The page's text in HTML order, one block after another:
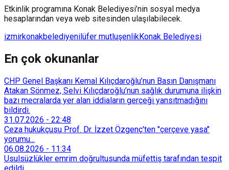
Etkinlik programına Konak Belediyesi’nin sosyal medya
hesaplarından veya web sitesinden ulaşılabilecek.
izmirkonakbelediyenilüfer mutluşenlikKonak Belediyesi
En çok okunanlar
CHP Genel Başkanı Kemal Kılıçdaroğlu’nun Basın Danışmanı
Atakan Sönmez, Selvi Kılıçdaroğlu’nun sağlık durumuna ilişkin
bazı mecralarda yer alan iddiaların gerçeği yansıtmadığını
bildirdi.
31.07.2026 - 22:48
Ceza hukukçusu Prof. Dr. İzzet Özgenç'ten "çerçeve yasa"
yorumu...
06.08.2026 - 11:34
Usulsüzlükler emrim doğrultusunda müfettiş tarafından tespit
edildi...